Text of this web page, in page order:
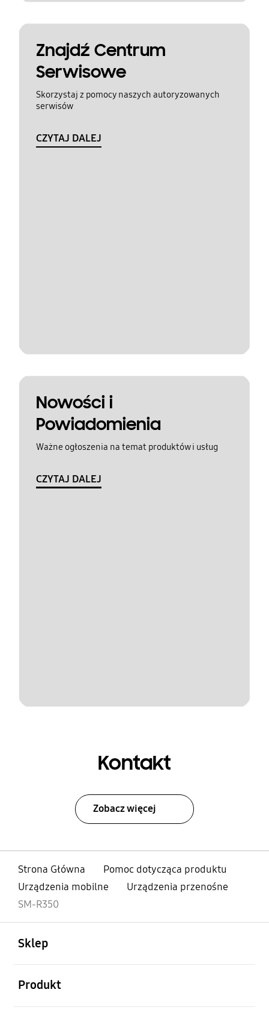
Znajdź Centrum
Serwisowe
Skorzystaj z pomocy naszych autoryzowanych
serwisów
CZYTAJ DALEJ
Nowości i
Powiadomienia
Ważne ogłoszenia na temat produktów i usług
CZYTAJ DALEJ
Kontakt
Zobacz więcej
Strona Główna
Pomoc dotycząca produktu
Urządzenia mobilne
Urządzenia przenośne
SM-R350
Sklep
Produkt